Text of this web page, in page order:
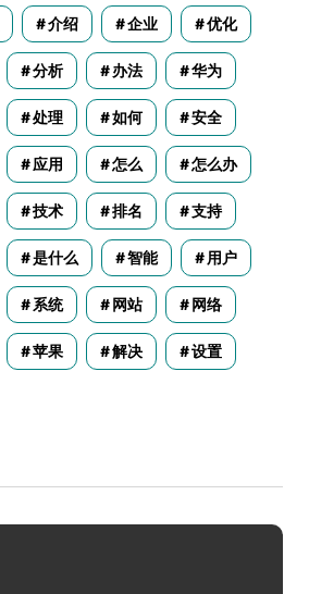
介绍 企业 优化
分析 办法 华为
处理 如何 安全
应用 怎么 怎么办
技术 排名 支持
是什么 智能 用户
系统 网站 网络
苹果 解决 设置